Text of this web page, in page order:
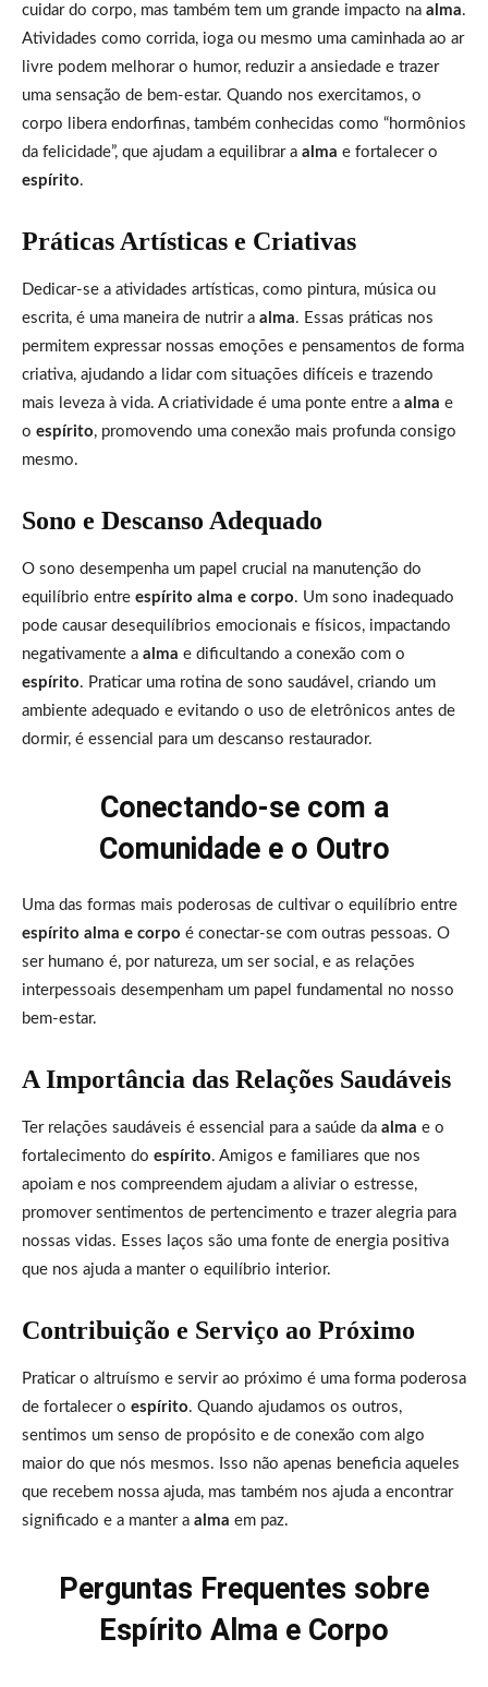
cuidar do corpo, mas também tem um grande impacto na alma.
Atividades como corrida, ioga ou mesmo uma caminhada ao ar
livre podem melhorar o humor, reduzir a ansiedade e trazer
uma sensação de bem-estar. Quando nos exercitamos, o
corpo libera endorfinas, também conhecidas como “hormônios
da felicidade”, que ajudam a equilibrar a alma e fortalecer o
espírito.
Práticas Artísticas e Criativas
Dedicar-se a atividades artísticas, como pintura, música ou
escrita, é uma maneira de nutrir a alma. Essas práticas nos
permitem expressar nossas emoções e pensamentos de forma
criativa, ajudando a lidar com situações difíceis e trazendo
mais leveza à vida. A criatividade é uma ponte entre a alma e
o espírito, promovendo uma conexão mais profunda consigo
mesmo.
Sono e Descanso Adequado
O sono desempenha um papel crucial na manutenção do
equilíbrio entre espírito alma e corpo. Um sono inadequado
pode causar desequilíbrios emocionais e físicos, impactando
negativamente a alma e dificultando a conexão com o
espírito. Praticar uma rotina de sono saudável, criando um
ambiente adequado e evitando o uso de eletrônicos antes de
dormir, é essencial para um descanso restaurador.
Conectando-se com a
Comunidade e o Outro
Uma das formas mais poderosas de cultivar o equilíbrio entre
espírito alma e corpo é conectar-se com outras pessoas. O
ser humano é, por natureza, um ser social, e as relações
interpessoais desempenham um papel fundamental no nosso
bem-estar.
A Importância das Relações Saudáveis
Ter relações saudáveis é essencial para a saúde da alma e o
fortalecimento do espírito. Amigos e familiares que nos
apoiam e nos compreendem ajudam a aliviar o estresse,
promover sentimentos de pertencimento e trazer alegria para
nossas vidas. Esses laços são uma fonte de energia positiva
que nos ajuda a manter o equilíbrio interior.
Contribuição e Serviço ao Próximo
Praticar o altruísmo e servir ao próximo é uma forma poderosa
de fortalecer o espírito. Quando ajudamos os outros,
sentimos um senso de propósito e de conexão com algo
maior do que nós mesmos. Isso não apenas beneficia aqueles
que recebem nossa ajuda, mas também nos ajuda a encontrar
significado e a manter a alma em paz.
Perguntas Frequentes sobre
Espírito Alma e Corpo